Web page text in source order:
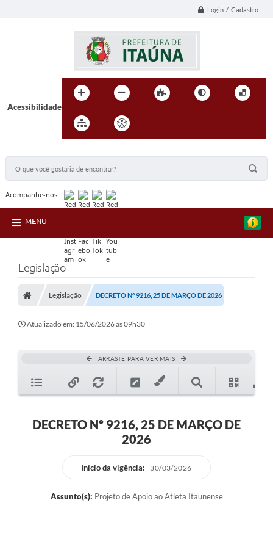
Login / Cadastro
Acessibilidade
Acompanhe-nos:
MENU
Legislação
Legislação DECRETO Nº 9216, 25 DE MARÇO DE 2026
Atualizado em: 15/06/2026 às 09h30
ARRASTE PARA VER MAIS
DECRETO Nº 9216, 25 DE MARÇO DE
2026
Início da vigência: 30/03/2026
Assunto(s): Projeto de Apoio ao Atleta Itaunense